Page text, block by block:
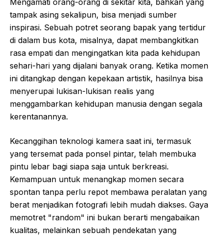
Mengamati orang-orang di sekitar kita, bahkan yang
tampak asing sekalipun, bisa menjadi sumber
inspirasi. Sebuah potret seorang bapak yang tertidur
di dalam bus kota, misalnya, dapat membangkitkan
rasa empati dan mengingatkan kita pada kehidupan
sehari-hari yang dijalani banyak orang. Ketika momen
ini ditangkap dengan kepekaan artistik, hasilnya bisa
menyerupai lukisan-lukisan realis yang
menggambarkan kehidupan manusia dengan segala
kerentanannya.
Kecanggihan teknologi kamera saat ini, termasuk
yang tersemat pada ponsel pintar, telah membuka
pintu lebar bagi siapa saja untuk berkreasi.
Kemampuan untuk menangkap momen secara
spontan tanpa perlu repot membawa peralatan yang
berat menjadikan fotografi lebih mudah diakses. Gaya
memotret "random" ini bukan berarti mengabaikan
kualitas, melainkan sebuah pendekatan yang